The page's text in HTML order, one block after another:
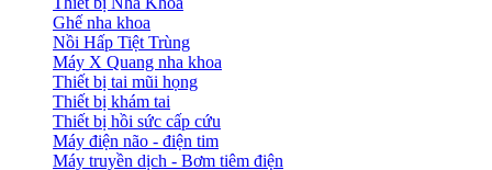
Ghế nha khoa
Nồi Hấp Tiệt Trùng
Máy X Quang nha khoa
Thiết bị tai mũi họng
Thiết bị khám tai
Thiết bị hồi sức cấp cứu
Máy điện não - điện tim
Máy truyền dịch - Bơm tiêm điện